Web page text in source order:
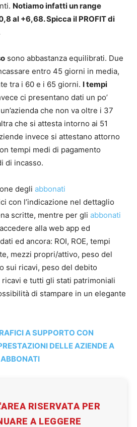
Notiamo infatti un range
al +6,68. Spicca il PROFIT di
sono abbastanza equilibrati. Due
entro 45 giorni in media,
tra i 60 e i 65 giorni. I tempi
ci presentano dati un po’
che non va oltre i 37
che si attesta intorno ai 51
invece si attestano attorno
tempi medi di pagamento
di incasso.
degli abbonati
con l’indicazione nel dettaglio
scritte, mentre per gli abbonati
alla web app ed
ed ancora: ROI, ROE, tempi
mezzi propri/attivo, peso del
sui ricavi, peso del debito
e tutti gli stati patrimoniali
di stampare in un elegante
A SUPPORTO CON
DELLE AZIENDE A
RISERVATA PER
A LEGGERE